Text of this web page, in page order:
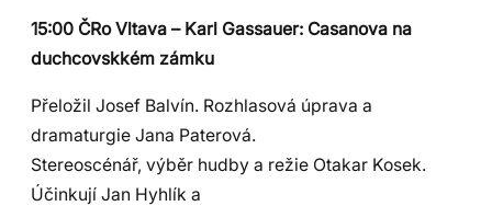
15:00 ČRo Vltava – Karl Gassauer: Casanova na
duchcovskkém zámku
Přeložil Josef Balvín. Rozhlasová úprava a
dramaturgie Jana Paterová.
Stereoscénář, výběr hudby a režie Otakar Kosek.
Účinkují Jan Hyhlík a